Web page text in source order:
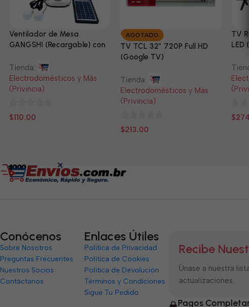
Ventilador de Mesa
GANGSHI (Recargable) con
Tienda:
Electrodomésticos y Más
(Privincia)
0
$110.00
AGOTADO
TV TCL 32” 720P Full HD
(Google TV)
Tienda:
Electrodomésticos y Más
(Privincia)
0
$213.00
TV
LED
0
$
Conócenos
Sobre Nosotros
Preguntas Frecuentes
Nuestros Socios
Contáctanos
Enlaces Útiles
Política de Privacidad
Política de Cookies
Política de Devolución
Términos y Condiciones
Sigue Tu Pedido
Recibe
Únase a nuestra
actualizaciones.
Pagos